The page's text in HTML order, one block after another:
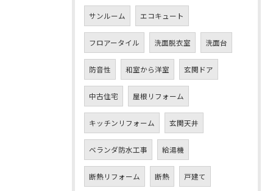
サンルーム エコキュート
フロアータイル 洗面脱衣室 洗面台
防音性 和室から洋室 玄関ドア
中古住宅 屋根リフォーム
キッチンリフォーム 玄関天井
ベランダ防水工事 給湯機
断熱リフォーム 断熱 戸建て